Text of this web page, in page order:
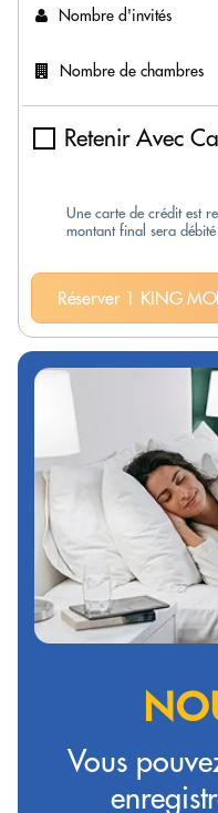
Nombre d'invités
Nombre de chambres
Retenir Avec
Une carte de crédit est
montant final sera
Réserver 1 KING
Vous